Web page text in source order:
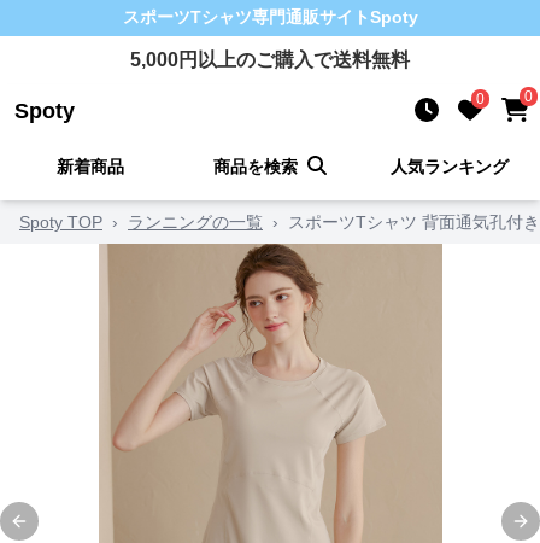
スポーツTシャツ専門通販サイトSpoty
5,000円以上のご購入で送料無料
Spoty 0 0
新着商品 商品を検索 人気ランキング
Spoty TOP › ランニングの一覧 › スポーツTシャツ 背面通気孔付
Previous slide